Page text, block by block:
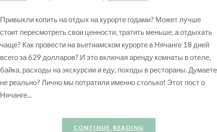
Привыкли копить на отдых на курорте годами? Может лучше
стоит пересмотреть свои ценности, тратить меньше, а отдыхать
чаще? Как провести на вьетнамском курорте в Нячанге 18 дней
всего за 629 долларов? И это включая аренду комнаты в отеле,
байка, расходы на экскурсии и еду, походы в рестораны. Думаете
не реально? Лично мы потратили именно столько! Этот пост о
Нячанге...
CONTINUE READING